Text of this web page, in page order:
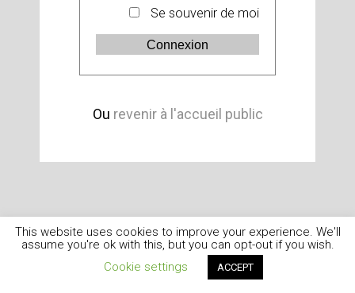
Se souvenir de moi
Ou revenir à l'accueil public
This website uses cookies to improve your experience. We'll
assume you're ok with this, but you can opt-out if you wish.
Cookie settings
ACCEPT